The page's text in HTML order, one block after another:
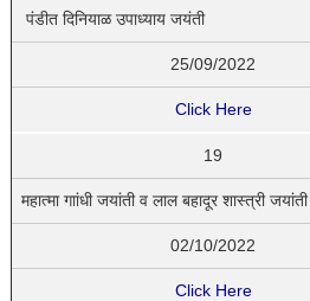
पंडीत दिनियाळ उपाध्याय जयंती
25/09/2022
Click Here
19
महात्मा गाांधी जयांती व लाल बहादूर शास्त्री जयांती
02/10/2022
Click Here